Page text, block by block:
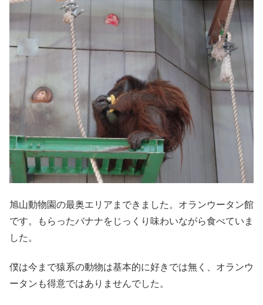
旭山動物園の最奥エリアまできました。オランウータン館
です。もらったバナナをじっくり味わいながら食べていま
した。
僕は今まで猿系の動物は基本的に好きでは無く、オランウ
ータンも得意ではありませんでした。